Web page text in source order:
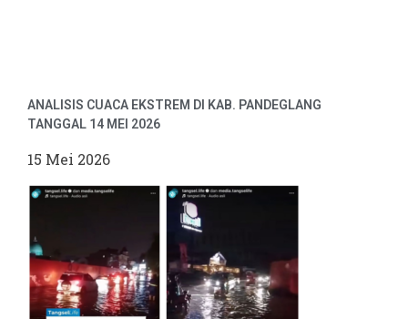
ANALISIS CUACA EKSTREM DI KAB. PANDEGLANG
TANGGAL 14 MEI 2026
15 Mei 2026